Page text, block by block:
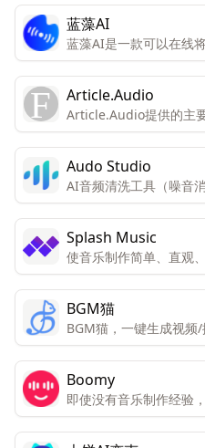
蓝藻AI
蓝藻AI是一款可以在线
Article.Audio
Article.Audio提供的主
格式，让用户能够在不
息。
Audo Studio
AI音频清洗工具（噪音
Splash Music
使音乐制作简单、直观
BGM猫
BGM猫，一键生成视频
Boomy
即使没有音乐制作经验